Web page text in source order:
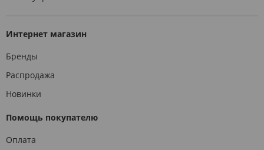
Интернет магазин
Бренды
Распродажа
Новинки
Помощь покупателю
Оплата